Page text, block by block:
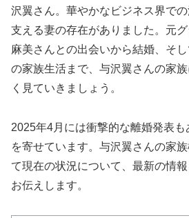
沢翼さん。華やかなビジネス界で
支える妻の存在がありました。元
麻美さんとの出会いから結婚、そ
の家族生活まで、与沢翼さんの家
く見ていきましょう。
2025年4月には衝撃的な離婚発表
を寄せています。与沢翼さんの家
て現在の状況について、最新の情
お伝えします。